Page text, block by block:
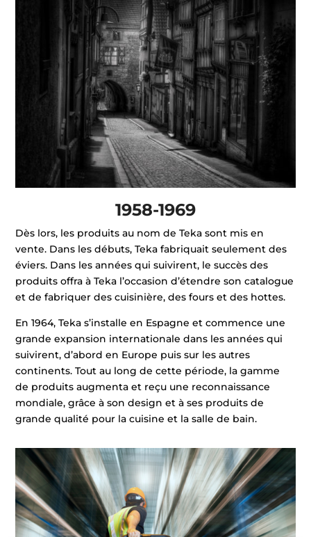
1958-1969
Dès lors, les produits au nom de Teka sont mis en
vente. Dans les débuts, Teka fabriquait seulement des
éviers. Dans les années qui suivirent, le succès des
produits offra à Teka l’occasion d’étendre son catalogue
et de fabriquer des cuisinière, des fours et des hottes.
En 1964, Teka s’installe en Espagne et commence une
grande expansion internationale dans les années qui
suivirent, d’abord en Europe puis sur les autres
continents. Tout au long de cette période, la gamme
de produits augmenta et reçu une reconnaissance
mondiale, grâce à son design et à ses produits de
grande qualité pour la cuisine et la salle de bain.